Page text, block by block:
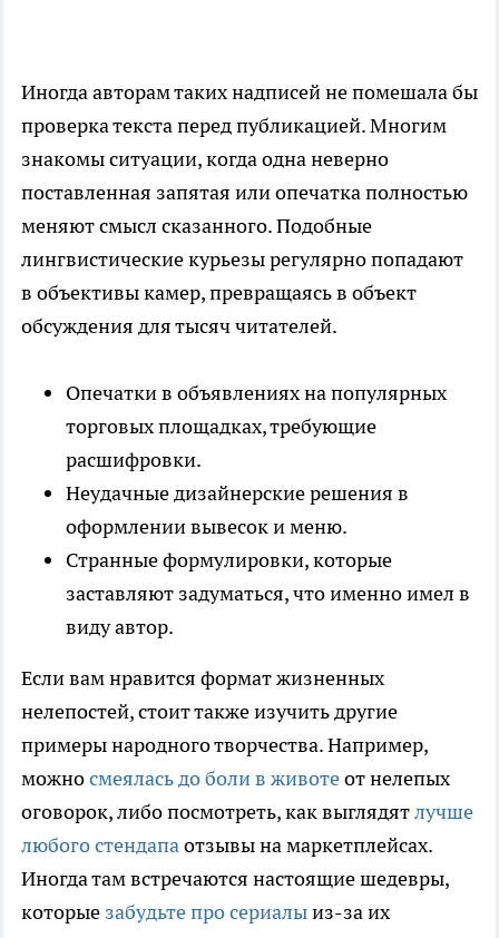
Иногда авторам таких надписей не помешала бы
проверка текста перед публикацией. Многим
знакомы ситуации, когда одна неверно
поставленная запятая или опечатка полностью
меняют смысл сказанного. Подобные
лингвистические курьезы регулярно попадают
в объективы камер, превращаясь в объект
обсуждения для тысяч читателей.
Опечатки в объявлениях на популярных
торговых площадках, требующие
расшифровки.
Неудачные дизайнерские решения в
оформлении вывесок и меню.
Странные формулировки, которые
заставляют задуматься, что именно имел в
виду автор.
Если вам нравится формат жизненных
нелепостей, стоит также изучить другие
примеры народного творчества. Например,
можносмеялась до боли в животеот нелепых
оговорок, либо посмотреть, как выглядятлучше
любого стендапаотзывы на маркетплейсах.
Иногда там встречаются настоящие шедевры,
которые забудьте про сериалыиз-за их